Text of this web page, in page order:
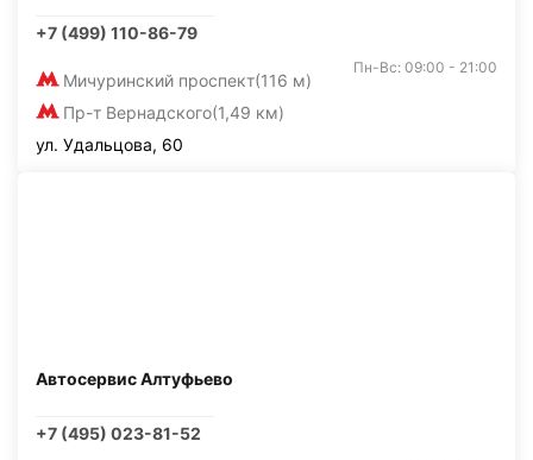
+7 (499) 110-86-79
Мичуринский проспект(116 м)
Пр-т Вернадского(1,49 км)
Пн-Вс: 09:00 - 21:00
ул. Удальцова, 60
Автосервис Алтуфьево
+7 (495) 023-81-52